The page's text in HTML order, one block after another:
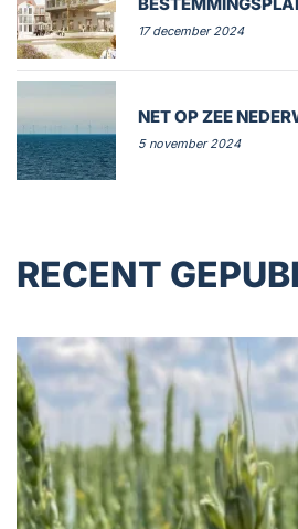
17 december 2024
NET OP ZEE
5 november 2024
RECENT